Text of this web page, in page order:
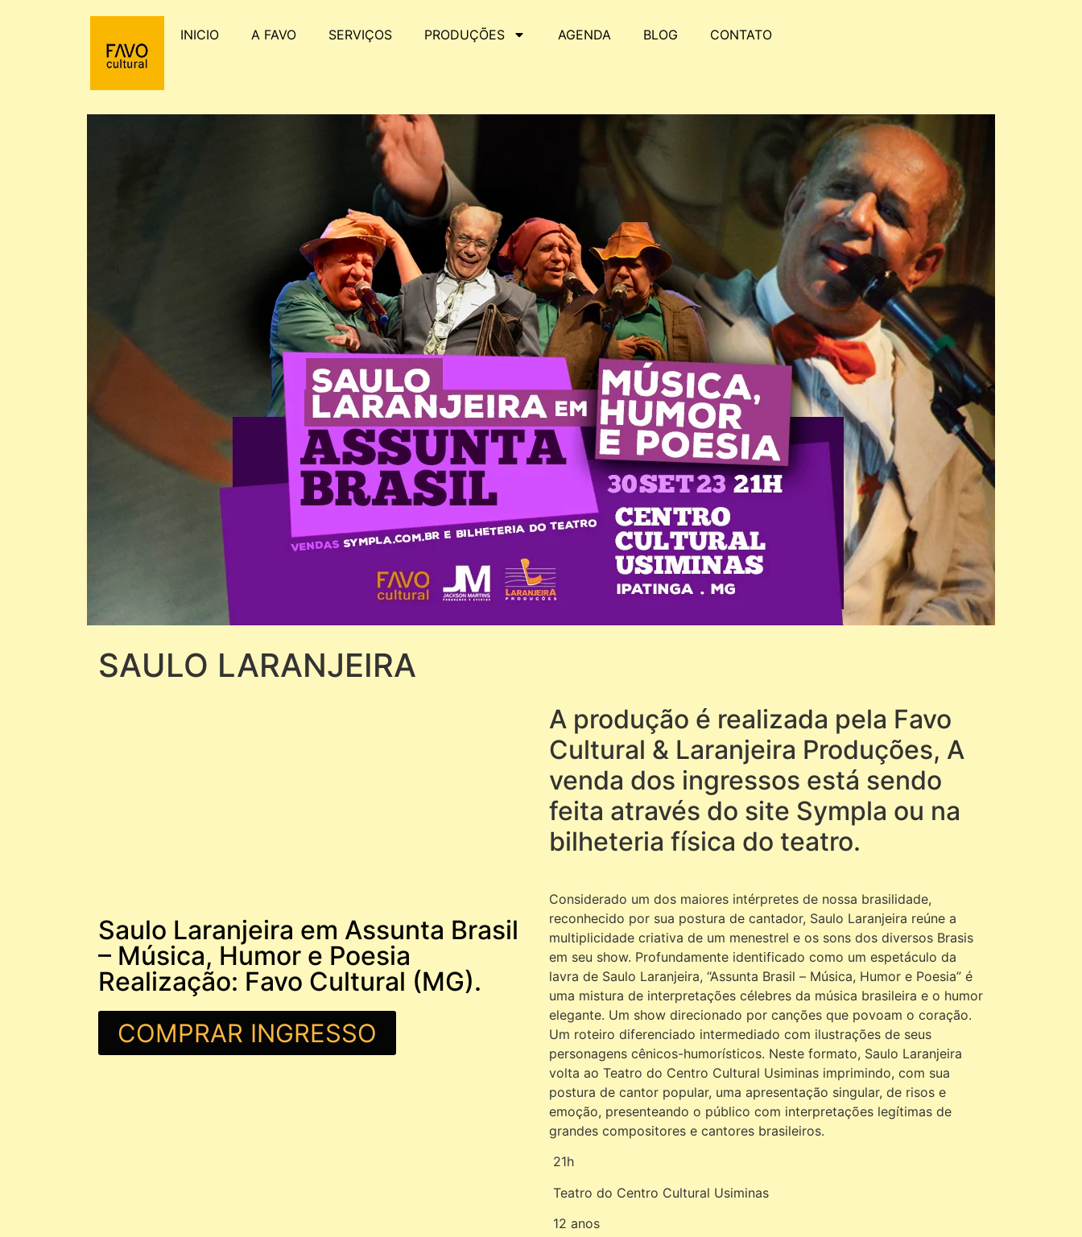
INICIO A FAVO SERVIÇOS PRODUÇÕES AGENDA BLOG CONTATO
SAULO LARANJEIRA
Saulo Laranjeira em Assunta Brasil
– Música, Humor e Poesia
Realização: Favo Cultural (MG).
COMPRAR INGRESSO
A produção é realizada pela Favo
Cultural & Laranjeira Produções, A
venda dos ingressos está sendo
feita através do site Sympla ou na
bilheteria física do teatro.
Considerado um dos maiores intérpretes de nossa brasilidade,
reconhecido por sua postura de cantador, Saulo Laranjeira reúne a
multiplicidade criativa de um menestrel e os sons dos diversos Brasis
em seu show. Profundamente identificado como um espetáculo da
lavra de Saulo Laranjeira, “Assunta Brasil – Música, Humor e Poesia” é
uma mistura de interpretações célebres da música brasileira e o humor
elegante. Um show direcionado por canções que povoam o coração.
Um roteiro diferenciado intermediado com ilustrações de seus
personagens cênicos-humorísticos. Neste formato, Saulo Laranjeira
volta ao Teatro do Centro Cultural Usiminas imprimindo, com sua
postura de cantor popular, uma apresentação singular, de risos e
emoção, presenteando o público com interpretações legítimas de
grandes compositores e cantores brasileiros.
21h
Teatro do Centro Cultural Usiminas
12 anos